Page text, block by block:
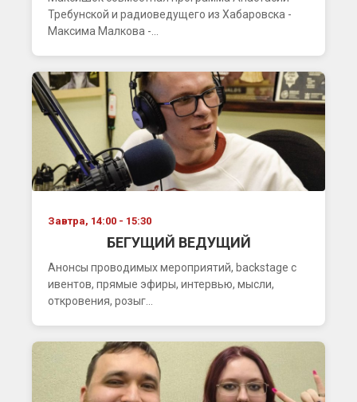
Требунской и радиоведущего из Хабаровска -
Максима Малкова -...
Завтра, 14:00 - 15:30
БЕГУЩИЙ ВЕДУЩИЙ
Анонсы проводимых мероприятий, backstage с
ивентов, прямые эфиры, интервью, мысли,
откровения, розыг...